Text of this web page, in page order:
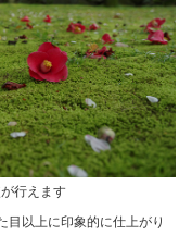
行えます
目以上に印象的に仕上がり